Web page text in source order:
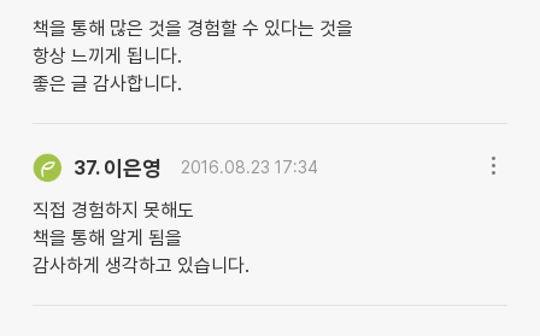
책을 통해 많은 것을 경험할 수 있다는 것을
항상 느끼게 됩니다.
좋은 글 감사합니다.
37. 이은영 2016.08.23 17:34
직접 경험하지 못해도
책을 통해 알게 됨을
감사하게 생각하고 있습니다.